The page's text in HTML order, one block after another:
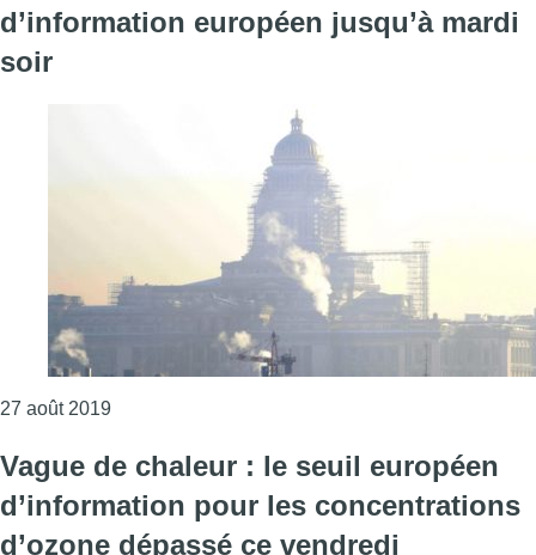
d’information européen jusqu’à mardi
soir
27 août 2019Consulter l'article "Les concentrations d’ozone
Vague de chaleur : le seuil européen
d’information pour les concentrations
d’ozone dépassé ce vendredi